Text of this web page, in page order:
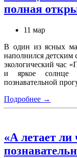
полная
11 мар
В один из ясных
наполнился детским
экологический час
и яркое солнце
познавательной
Подробнее →
«А летает ли